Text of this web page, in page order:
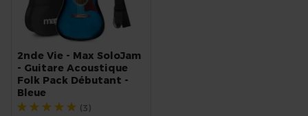
2nde Vie - Max SoloJam
- Guitare Acoustique
Folk Pack Débutant -
Bleue
Évaluation:
(3)